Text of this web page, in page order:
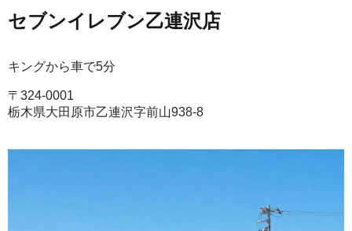
セブンイレブン乙連沢店
キングから車で5分
〒324-0001
栃木県大田原市乙連沢字前山938-8